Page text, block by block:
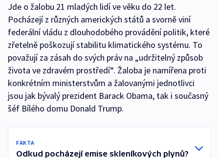
Jde o žalobu 21 mladých lidí ve věku do 22 let.
Pocházejí z různých amerických států a svorně viní
federální vládu z dlouhodobého provádění politik, které
zřetelně poškozují stabilitu klimatického systému. To
považují za zásah do svých práv na „udržitelný způsob
života ve zdravém prostředí“. Žaloba je namířena proti
konkrétním ministerstvům a žalovanými jednotlivci
jsou jak bývalý prezident Barack Obama, tak i současný
šéf Bílého domu Donald Trump.
FAKTA
Odkud pocházejí emise skleníkových plynů?